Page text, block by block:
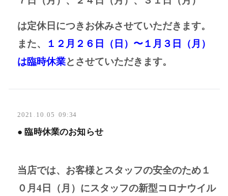
は定休日につきお休みさせていただきます。
また、
１２月２６日（日）〜１月３日（月）
は臨時休業とさせていただきます。
2021 . 10 . 05 09:34
● 臨時休業のお知らせ
当店では、お客様とスタッフの安全のため１
０月4日（月）にスタッフの新型コロナウイル